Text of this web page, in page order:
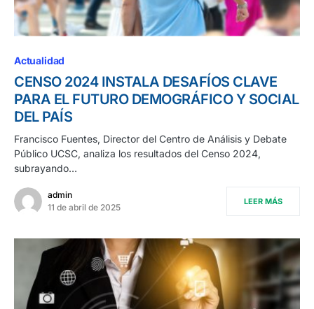
Actualidad
CENSO 2024 INSTALA DESAFÍOS CLAVE
PARA EL FUTURO DEMOGRÁFICO Y SOCIAL
DEL PAÍS
Francisco Fuentes, Director del Centro de Análisis y Debate
Público UCSC, analiza los resultados del Censo 2024,
subrayando…
admin
11 de abril de 2025
LEER MÁS